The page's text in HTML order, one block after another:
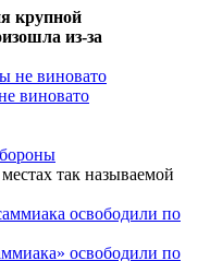
крупной
из-за
виновато
так называемой
освободили по